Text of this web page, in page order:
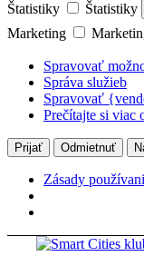
Štatistiky
Štatistiky
Marketing
Spravovať
Správa služieb
Spravovať
Prečítajte si viac
Prijať Odmietnuť
Zásady